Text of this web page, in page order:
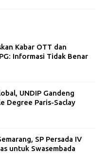
Kabar OTT dan
Informasi Tidak Benar
UNDIP Gandeng
Degree Paris-Saclay
SP Persada IV
untuk Swasembada